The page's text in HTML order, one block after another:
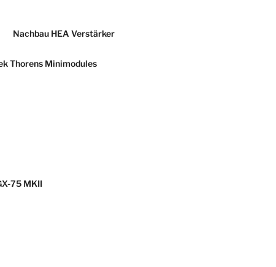
Nachbau HEA Verstärker
Thorens Minimodules
75 MKII